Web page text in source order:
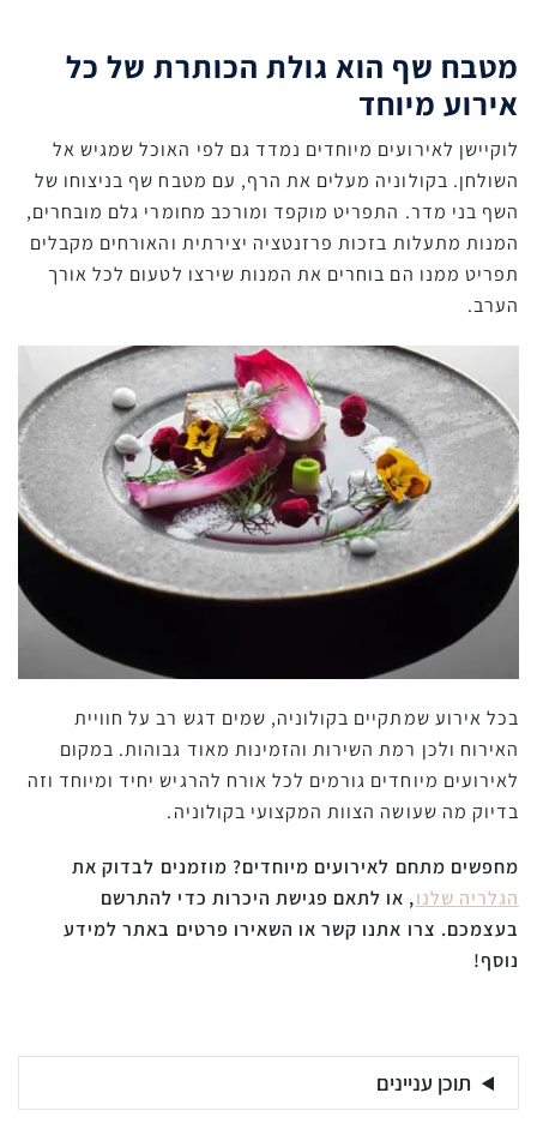
מטבח שף הוא גולת הכותרת של כל
אירוע מיוחד
לוקיישן לאירועים מיוחדים נמדד גם לפי האוכל שמגיש אל
השולחן. בקולוניה מעלים את הרף, עם מטבח שף בניצוחו של
השף בני מדר. התפריט מוקפד ומורכב מחומרי גלם מובחרים,
המנות מתעלות בזכות פרזנטציה יצירתית והאורחים מקבלים
תפריט ממנו הם בוחרים את המנות שירצו לטעום לכל אורך
הערב.
בכל אירוע שמתקיים בקולוניה, שמים דגש רב על חוויית
האירוח ולכן רמת השירות והזמינות מאוד גבוהות. במקום
לאירועים מיוחדים גורמים לכל אורח להרגיש יחיד ומיוחד וזה
בדיוק מה שעושה הצוות המקצועי בקולוניה.
מחפשים מתחם לאירועים מיוחדים? מוזמנים לבדוק את
הגלריה שלנו, או לתאם פגישת היכרות כדי להתרשם
בעצמכם. צרו אתנו קשר או השאירו פרטים באתר למידע
נוסף!
תוכן עניינים